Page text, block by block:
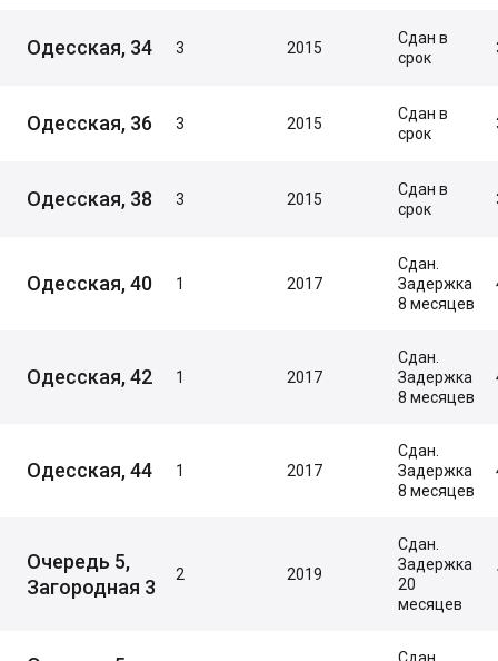
Одесская, 34 3 2015
Сдан в
срок
Одесская, 36 3 2015
Сдан в
срок
Одесская, 38 3 2015
Сдан в
срок
Одесская, 40 1 2017
Сдан.
Задержка
8 месяцев
Одесская, 42 1 2017
Сдан.
Задержка
8 месяцев
Одесская, 44 1 2017
Сдан.
Задержка
8 месяцев
Очередь 5,
Загородная 3
2 2019
Сдан.
Задержка
20
месяцев
Сдан.